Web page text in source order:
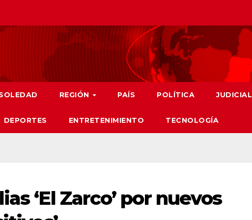
REGIÓN PAÍS POLÍTICA JUDICIAL
DEPORTES ENTRETENIMIENTO TECNOLOGÍA
‘El Zarco’ por nuevos